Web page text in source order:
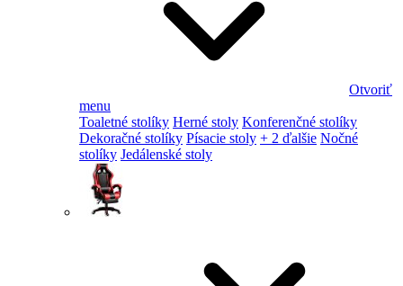
Otvoriť
menu
Toaletné stolíky Herné stoly Konferenčné stolíky
Dekoračné stolíky Písacie stoly + 2 ďalšie Nočné
stolíky Jedálenské stoly